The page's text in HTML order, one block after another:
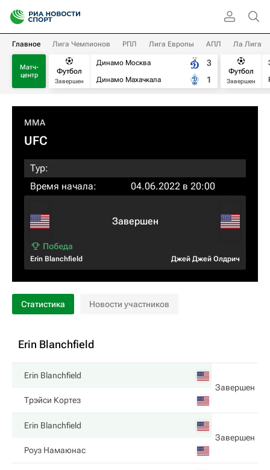
Главное Лига Чемпионов РПЛ Лига Европы АПЛ Ла Лига
Матч-
центр
Футбол
Завершен
Динамо Москва
Динамо Махачкала
3
1
Футбол
Завершен
MMA
UFC
Тур:
Время начала:
04.06.2022 в 20:00
Erin Blanchfield
Завершен
Джей Джей Олдрич
Статистика Новости участников
Erin Blanchfield
Erin Blanchfield
Завершен
Трэйси Кортез
Erin Blanchfield
Завершен
Роуз Намаюнас